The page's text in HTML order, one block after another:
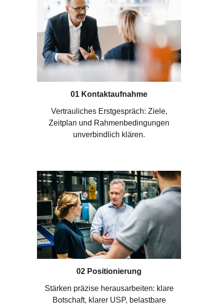
01 Kontaktaufnahme
Vertrauliches Erstgespräch: Ziele,
Zeitplan und Rahmenbedingungen
unverbindlich klären.
02 Positionierung
Stärken präzise herausarbeiten: klare
Botschaft, klarer USP, belastbare